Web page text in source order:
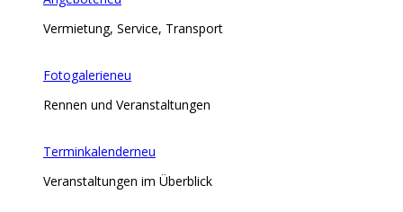
Vermietung, Service, Transport
Fotogalerieneu
Rennen und Veranstaltungen
Terminkalenderneu
Veranstaltungen im Überblick